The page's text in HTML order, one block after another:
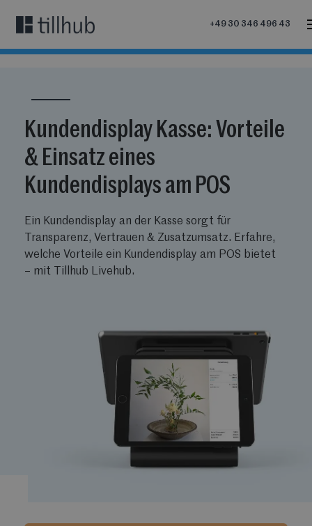
+49 30 346 496 43
Kundendisplay Kasse: Vorteile
& Einsatz eines
Kundendisplays am POS
Ein Kundendisplay an der Kasse sorgt für
Transparenz, Vertrauen & Zusatzumsatz. Erfahre,
welche Vorteile ein Kundendisplay am POS bietet
– mit Tillhub Livehub.